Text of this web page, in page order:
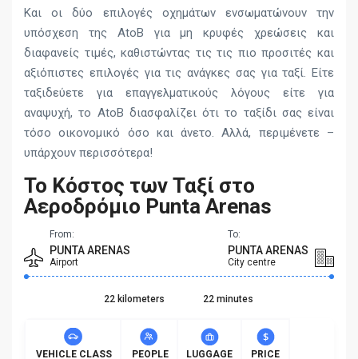
Και οι δύο επιλογές οχημάτων ενσωματώνουν την
υπόσχεση της AtoB για μη κρυφές χρεώσεις και
διαφανείς τιμές, καθιστώντας τις τις πιο προσιτές και
αξιόπιστες επιλογές για τις ανάγκες σας για ταξί. Είτε
ταξιδεύετε για επαγγελματικούς λόγους είτε για
αναψυχή, το AtoB διασφαλίζει ότι το ταξίδι σας είναι
τόσο οικονομικό όσο και άνετο. Αλλά, περιμένετε –
υπάρχουν περισσότερα!
Το Κόστος των Ταξί στο
Αεροδρόμιο Punta Arenas
From:
PUNTA ARENAS
Airport
To:
PUNTA ARENAS
City centre
22 kilometers 22 minutes
VEHICLE CLASS PEOPLE LUGGAGE PRICE